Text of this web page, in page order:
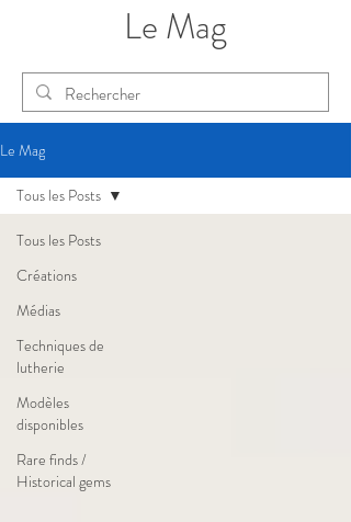
Le Mag
Le Mag
Tous les Posts
Créations
Médias
Techniques de
lutherie
Modèles
disponibles
Rare finds /
Historical gems
Tous les Posts